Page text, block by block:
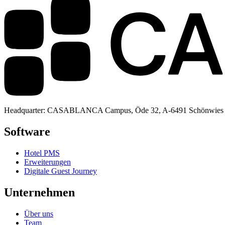
Headquarter: CASABLANCA Campus, Öde 32, A-6491 Schönwies
Software
Hotel PMS
Erweiterungen
Digitale Guest Journey
Unternehmen
Über uns
Team